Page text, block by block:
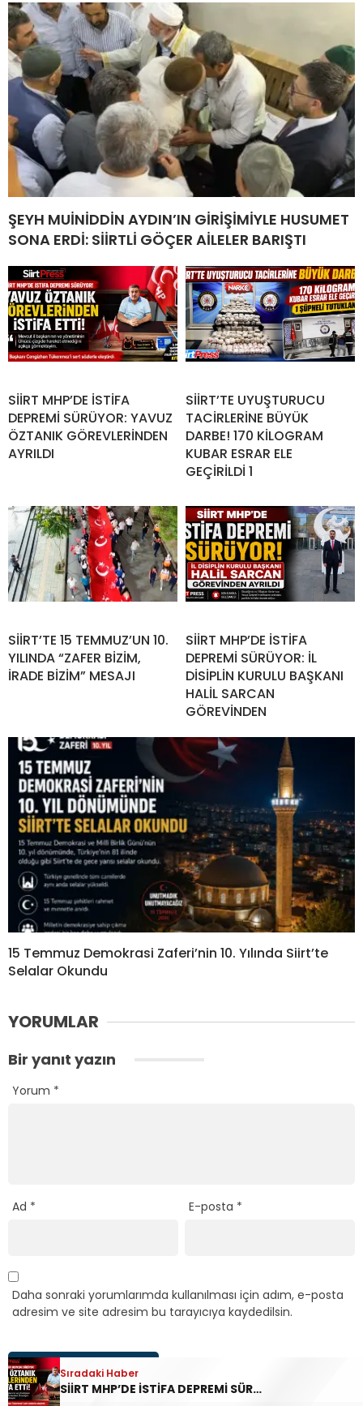
ŞEYH MUİNİDDİN AYDIN’IN GİRİŞİMİYLE HUSUMET
SONA ERDİ: SİİRTLİ GÖÇER AİLELER BARIŞTI
SİİRT MHP’DE İSTİFA
DEPREMİ SÜRÜYOR: YAVUZ
ÖZTANIK GÖREVLERİNDEN
AYRILDI
SİİRT’TE UYUŞTURUCU
TACİRLERİNE BÜYÜK
DARBE! 170 KİLOGRAM
KUBAR ESRAR ELE
GEÇİRİLDİ 1
SİİRT’TE 15 TEMMUZ’UN 10.
YILINDA “ZAFER BİZİM,
İRADE BİZİM” MESAJI
SİİRT MHP’DE İSTİFA
DEPREMİ SÜRÜYOR: İL
DİSİPLİN KURULU BAŞKANI
HALİL SARCAN
GÖREVİNDEN
15 Temmuz Demokrasi Zaferi’nin 10. Yılında Siirt’te
Selalar Okundu
YORUMLAR
Bir yanıt yazın
Yorum *
Ad * E-posta *
Daha sonraki yorumlarımda kullanılması için adım, e-posta
adresim ve site adresim bu tarayıcıya kaydedilsin.
Sıradaki Haber
SİİRT MHP’DE İSTİFA DEPREMİ SÜRÜYOR: YAVUZ ÖZTANIK GÖREVLERİNDEN AYRILDI